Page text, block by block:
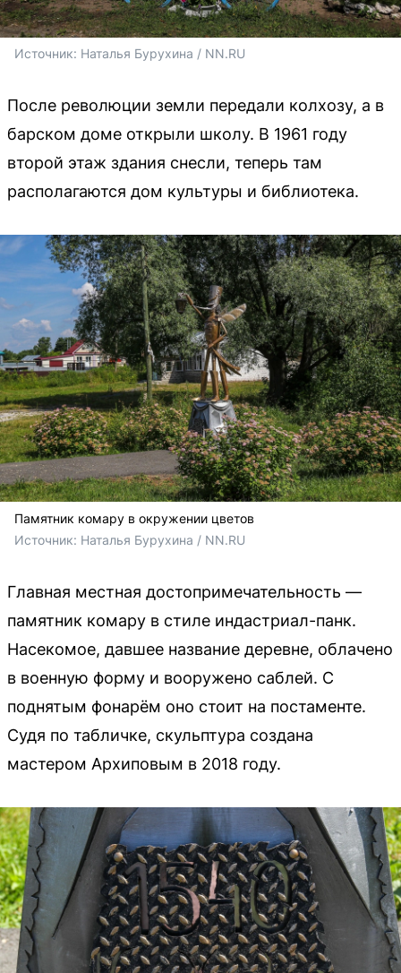
Источник: Наталья Бурухина / NN.RU
После революции земли передали колхозу, а в
барском доме открыли школу. В 1961 году
второй этаж здания снесли, теперь там
располагаются дом культуры и библиотека.
Памятник комару в окружении цветов
Источник: Наталья Бурухина / NN.RU
Главная местная достопримечательность —
памятник комару в стиле индастриал-панк.
Насекомое, давшее название деревне, облачено
в военную форму и вооружено саблей. С
поднятым фонарём оно стоит на постаменте.
Судя по табличке, скульптура создана
мастером Архиповым в 2018 году.